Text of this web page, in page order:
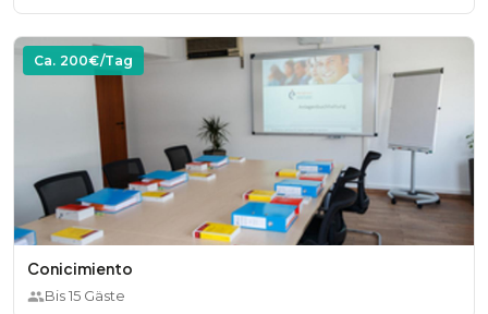
Ca. 200€/Tag
Conicimiento
Bis15 Gäste